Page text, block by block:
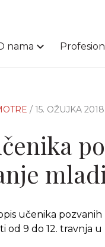
nama
/ 15. OŽUJKA 2018.
učenika
od 9 do 12. travnja